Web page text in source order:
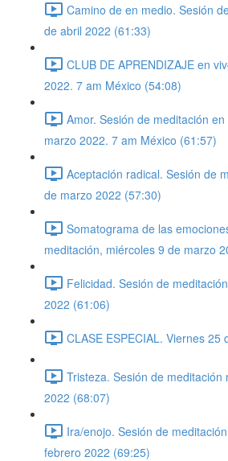
Camino de en medio. Sesión
de abril 2022 (61:33)
CLUB DE APRENDIZAJE en
2022. 7 am México (54:08)
Amor. Sesión de meditación
marzo 2022. 7 am México (61:57)
Aceptación radical. Sesión de
de marzo 2022 (57:30)
Somatograma de las
meditación, miércoles 9 de marzo
Felicidad. Sesión de
2022 (61:06)
CLASE ESPECIAL. Viernes
Tristeza. Sesión de
2022 (68:07)
Ira/enojo. Sesión de
febrero 2022 (69:25)